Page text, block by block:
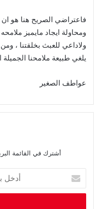
فاعتراضي الصريح هنا هو
ومحاولة ايجاد مايميز
ولاداعي للعبث بخلقتنا ،
يلغي طبيعة ملامحنا الجميلة
عواطف الصغير
أشترك في القائمة
خ